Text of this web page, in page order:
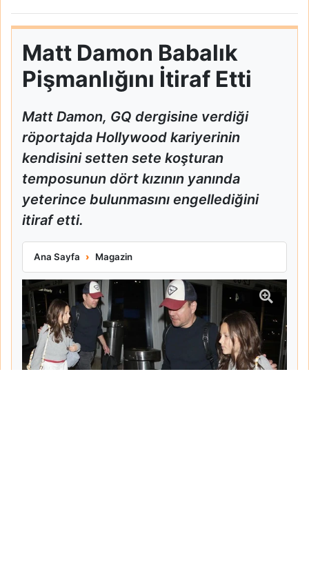
Matt Damon Babalık
Pişmanlığını İtiraf Etti
Matt Damon, GQ dergisine verdiği
röportajda Hollywood kariyerinin
kendisini setten sete koşturan
temposunun dört kızının yanında
yeterince bulunmasını engellediğini
itiraf etti.
Ana Sayfa Magazin
Matt Damon Babalık Pişmanlığını İtiraf Etti